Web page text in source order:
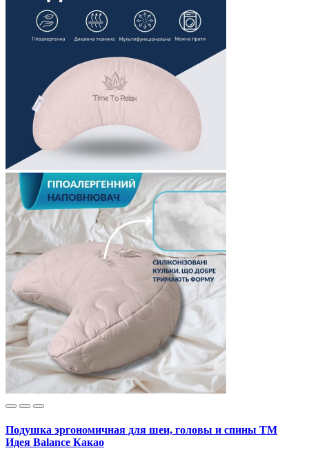
Подушка эргономичная для шеи, головы и спины ТМ
Идея Balance Какао